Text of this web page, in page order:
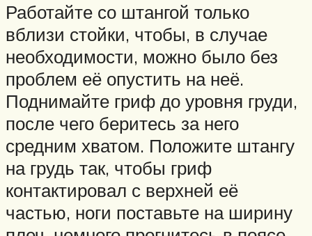
Работайте со штангой только
вблизи стойки, чтобы, в случае
необходимости, можно было без
проблем её опустить на неё.
Поднимайте гриф до уровня груди,
после чего беритесь за него
средним хватом. Положите штангу
на грудь так, чтобы гриф
контактировал с верхней её
частью, ноги поставьте на ширину